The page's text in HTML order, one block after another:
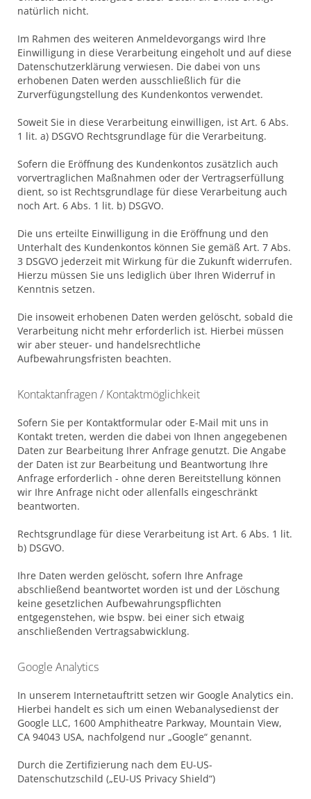
natürlich nicht.
Im Rahmen des weiteren Anmeldevorgangs wird Ihre
Einwilligung in diese Verarbeitung eingeholt und auf diese
Datenschutzerklärung verwiesen. Die dabei von uns
erhobenen Daten werden ausschließlich für die
Zurverfügungstellung des Kundenkontos verwendet.
Soweit Sie in diese Verarbeitung einwilligen, ist Art. 6 Abs.
1 lit. a) DSGVO Rechtsgrundlage für die Verarbeitung.
Sofern die Eröffnung des Kundenkontos zusätzlich auch
vorvertraglichen Maßnahmen oder der Vertragserfüllung
dient, so ist Rechtsgrundlage für diese Verarbeitung auch
noch Art. 6 Abs. 1 lit. b) DSGVO.
Die uns erteilte Einwilligung in die Eröffnung und den
Unterhalt des Kundenkontos können Sie gemäß Art. 7 Abs.
3 DSGVO jederzeit mit Wirkung für die Zukunft widerrufen.
Hierzu müssen Sie uns lediglich über Ihren Widerruf in
Kenntnis setzen.
Die insoweit erhobenen Daten werden gelöscht, sobald die
Verarbeitung nicht mehr erforderlich ist. Hierbei müssen
wir aber steuer- und handelsrechtliche
Aufbewahrungsfristen beachten.
Kontaktanfragen / Kontaktmöglichkeit
Sofern Sie per Kontaktformular oder E-Mail mit uns in
Kontakt treten, werden die dabei von Ihnen angegebenen
Daten zur Bearbeitung Ihrer Anfrage genutzt. Die Angabe
der Daten ist zur Bearbeitung und Beantwortung Ihre
Anfrage erforderlich - ohne deren Bereitstellung können
wir Ihre Anfrage nicht oder allenfalls eingeschränkt
beantworten.
Rechtsgrundlage für diese Verarbeitung ist Art. 6 Abs. 1 lit.
b) DSGVO.
Ihre Daten werden gelöscht, sofern Ihre Anfrage
abschließend beantwortet worden ist und der Löschung
keine gesetzlichen Aufbewahrungspflichten
entgegenstehen, wie bspw. bei einer sich etwaig
anschließenden Vertragsabwicklung.
Google Analytics
In unserem Internetauftritt setzen wir Google Analytics ein.
Hierbei handelt es sich um einen Webanalysedienst der
Google LLC, 1600 Amphitheatre Parkway, Mountain View,
CA 94043 USA, nachfolgend nur „Google“ genannt.
Durch die Zertifizierung nach dem EU-US-
Datenschutzschild („EU-US Privacy Shield“)